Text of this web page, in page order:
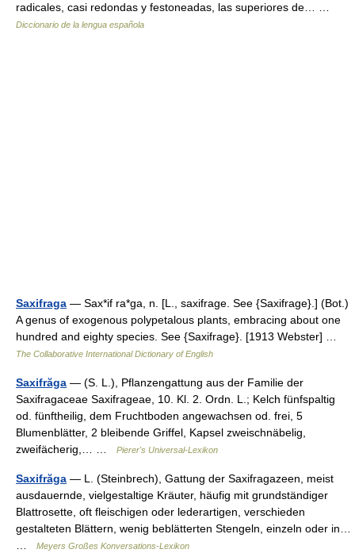
radicales, casi redondas y festoneadas, las superiores de… …
Diccionario de la lengua española
Saxifraga — Sax*if ra*ga, n. [L., saxifrage. See {Saxifrage}.] (Bot.)
A genus of exogenous polypetalous plants, embracing about one
hundred and eighty species. See {Saxifrage}. [1913 Webster] …
The Collaborative International Dictionary of English
Saxifrăga — (S. L.), Pflanzengattung aus der Familie der
Saxifragaceae Saxifrageae, 10. Kl. 2. Ordn. L.; Kelch fünfspaltig
od. fünftheilig, dem Fruchtboden angewachsen od. frei, 5
Blumenblätter, 2 bleibende Griffel, Kapsel zweischnäbelig,
zweifächerig,… …
Pierer's Universal-Lexikon
Saxifrăga — L. (Steinbrech), Gattung der Saxifragazeen, meist
ausdauernde, vielgestaltige Kräuter, häufig mit grundständiger
Blattrosette, oft fleischigen oder lederartigen, verschieden
gestalteten Blättern, wenig beblätterten Stengeln, einzeln oder in…
Meyers Großes Konversations-Lexikon